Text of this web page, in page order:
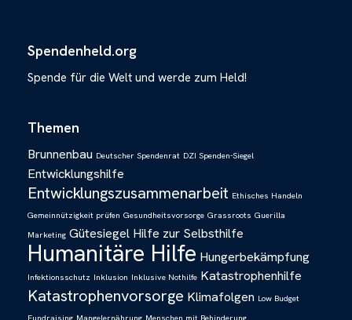
Spendenheld.org
Spende für die Welt und werde zum Held!
Themen
Brunnenbau Deutscher Spendenrat DZI Spenden-Siegel
Entwicklungshilfe
Entwicklungszusammenarbeit Ethisches Handeln
Gemeinnützigkeit prüfen Gesundheitsvorsorge Grassroots Guerilla
Marketing Gütesiegel Hilfe zur Selbsthilfe
Humanitäre Hilfe Hungerbekämpfung
Infektionsschutz Inklusion Inklusive Nothilfe Katastrophenhilfe
Katastrophenvorsorge Klimafolgen Low Budget
Fundraising Mangelernährung Menschen mit Behinderung